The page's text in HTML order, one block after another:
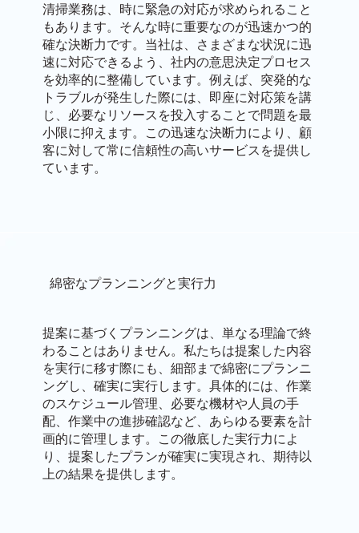
清掃業務は、時に緊急の対応が求められること
もあります。そんな時に重要なのが迅速かつ的
確な決断力です。当社は、さまざまな状況に迅
速に対応できるよう、社内の意思決定プロセス
を効率的に整備しています。例えば、突発的な
トラブルが発生した際には、即座に対応策を講
じ、必要なリソースを投入することで問題を最
小限に抑えます。この迅速な決断力により、顧
客に対して常に信頼性の高いサービスを提供し
ています。
綿密なプランニングと実行力
提案に基づくプランニングは、単なる理論で終
わることはありません。私たちは提案した内容
を実行に移す際にも、細部まで綿密にプランニ
ングし、確実に実行します。具体的には、作業
のスケジュール管理、必要な機材や人員の手
配、作業中の進捗確認など、あらゆる要素を計
画的に管理します。この徹底した実行力によ
り、提案したプランが確実に実現され、期待以
上の結果を提供します。